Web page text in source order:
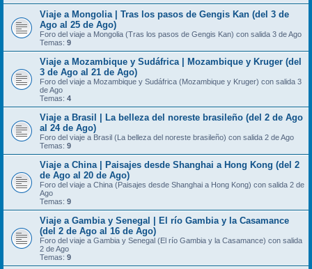
Viaje a Mongolia | Tras los pasos de Gengis Kan (del 3 de
Ago al 25 de Ago)
Foro del viaje a Mongolia (Tras los pasos de Gengis Kan) con salida 3 de Ago
Temas: 9
Viaje a Mozambique y Sudáfrica | Mozambique y Kruger (del
3 de Ago al 21 de Ago)
Foro del viaje a Mozambique y Sudáfrica (Mozambique y Kruger) con salida 3
de Ago
Temas: 4
Viaje a Brasil | La belleza del noreste brasileño (del 2 de Ago
al 24 de Ago)
Foro del viaje a Brasil (La belleza del noreste brasileño) con salida 2 de Ago
Temas: 9
Viaje a China | Paisajes desde Shanghai a Hong Kong (del 2
de Ago al 20 de Ago)
Foro del viaje a China (Paisajes desde Shanghai a Hong Kong) con salida 2 de
Ago
Temas: 9
Viaje a Gambia y Senegal | El río Gambia y la Casamance
(del 2 de Ago al 16 de Ago)
Foro del viaje a Gambia y Senegal (El río Gambia y la Casamance) con salida
2 de Ago
Temas: 9